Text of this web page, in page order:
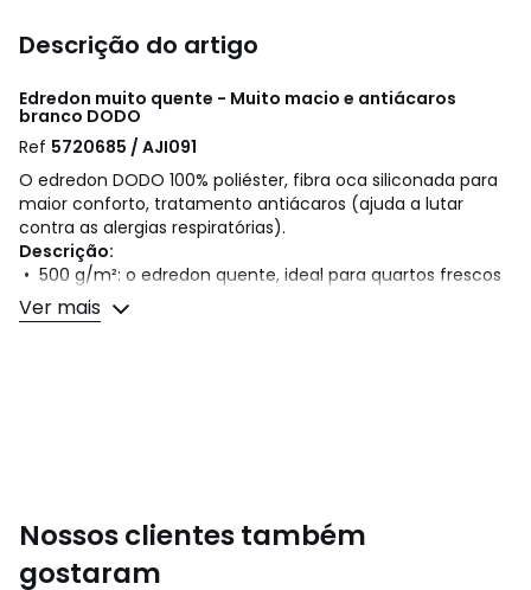
Descrição do artigo
Edredon muito quente - Muito macio e antiácaros
branco DODO
Ref 5720685 / AJI091
O edredon DODO 100% poliéster, fibra oca siliconada para
maior conforto, tratamento antiácaros (ajuda a lutar
contra as alergias respiratórias).
Descrição:
• 500 g/m²: o edredon quente, ideal para quartos frescos
(15-16 ° máx.)
• Capa 100% poliéster microfibra
Cores
Tamanhos 75 x 120 cm, 140 x 200 cm, 200 x 200 cm, 240
Ver mais
Nossos clientes também
gostaram